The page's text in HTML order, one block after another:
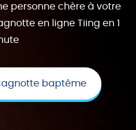
personne chère à votre
en ligne Tiing en 1
baptême